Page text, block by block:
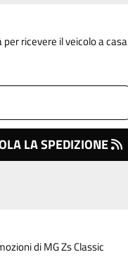
ricevere il veicolo a casa
LA SPEDIZIONE
di MG Zs Classic